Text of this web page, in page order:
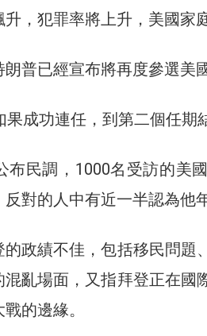
，犯罪率將上升，美國家
普已經宣布將再度參選美
成功連任，到第二個任期
布民調，1000名受訪的美
對的人中有近一半認為他
政績不佳，包括移民問題
亂場面，又指拜登正在國
的邊緣。